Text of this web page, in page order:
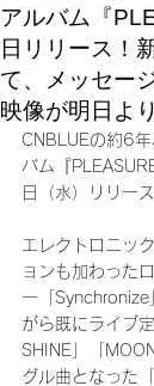
アルバム『
日リリース！
て、メッセー
映像が明日よ
CNBLUEの約6
バム『
日（水）リリース
エレクトロニッ
ョンも加わった
ー「Synchronize
がら既にライブ
SHINE」「
グル曲となった